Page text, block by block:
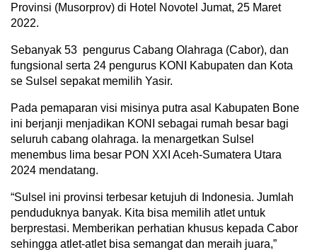
Provinsi (Musorprov) di Hotel Novotel Jumat, 25 Maret
2022.
Sebanyak 53 pengurus Cabang Olahraga (Cabor), dan
fungsional serta 24 pengurus KONI Kabupaten dan Kota
se Sulsel sepakat memilih Yasir.
Pada pemaparan visi misinya putra asal Kabupaten Bone
ini berjanji menjadikan KONI sebagai rumah besar bagi
seluruh cabang olahraga. Ia menargetkan Sulsel
menembus lima besar PON XXI Aceh-Sumatera Utara
2024 mendatang.
“Sulsel ini provinsi terbesar ketujuh di Indonesia. Jumlah
penduduknya banyak. Kita bisa memilih atlet untuk
berprestasi. Memberikan perhatian khusus kepada Cabor
sehingga atlet-atlet bisa semangat dan meraih juara,”